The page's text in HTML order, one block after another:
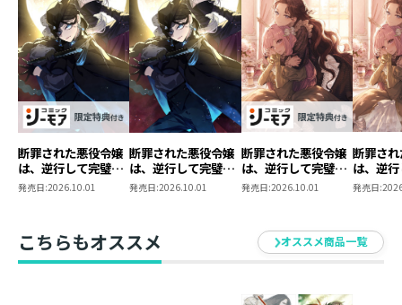
断罪された悪役令嬢
は、逆行して完璧な
悪女を目指す
発売日:2026.10.01
断罪された悪役令嬢
は、逆行して完璧な
悪女を目指す
発売日:2026.10.01
断罪された悪役令嬢
は、逆行して完璧な
悪女を目指す11【シ
発売日:2026.10.01
断罪さ
は、逆
悪女を
発売日:
こちらもオススメ オススメ商品一覧